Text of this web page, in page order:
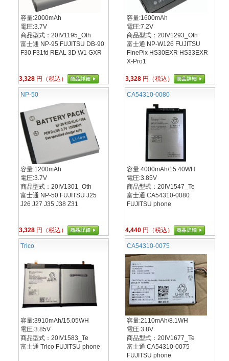
容量:2000mAh
電圧:3.7V
商品型式：20IV1195_Oth
富士通 NP-95 FUJITSU DB-90
F30 F31fd REAL 3D W1 GXR
3,328 円（税込）
容量:1600mAh
電圧:7.2V
商品型式：20IV1293_Oth
富士通 NP-W126 FUJITSU
FinePix HS30EXR HS33EXR
X-Pro1
3,328 円（税込）
NP-50
容量:1200mAh
電圧:3.7V
商品型式：20IV1301_Oth
富士通 NP-50 FUJITSU J25
J26 J27 J35 J38 Z31
3,328 円（税込）
CA54310-0080
容量:4000mAh/15.40WH
電圧:3.85V
商品型式：20IV1547_Te
富士通 CA54310-0080
FUJITSU phone
4,440 円（税込）
Trico
容量:3910mAh/15.05WH
電圧:3.85V
商品型式：20IV1583_Te
富士通 Trico FUJITSU phone
CA54310-0075
容量:2110mAh/8.1WH
電圧:3.8V
商品型式：20IV1677_Te
富士通 CA54310-0075
FUJITSU phone